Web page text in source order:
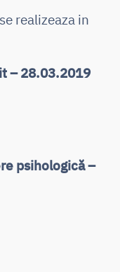
realizeaza in
– 28.03.2019
psihologică –